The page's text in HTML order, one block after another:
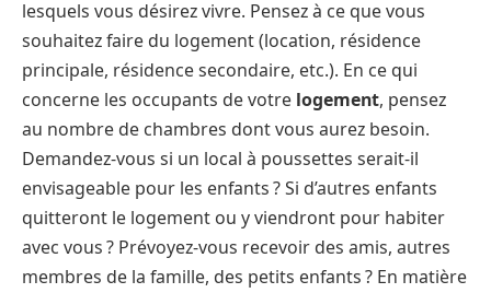
lesquels vous désirez vivre. Pensez à ce que vous
souhaitez faire du logement (location, résidence
principale, résidence secondaire, etc.). En ce qui
concerne les occupants de votre logement, pensez
au nombre de chambres dont vous aurez besoin.
Demandez-vous si un local à poussettes serait-il
envisageable pour les enfants ? Si d’autres enfants
quitteront le logement ou y viendront pour habiter
avec vous ? Prévoyez-vous recevoir des amis, autres
membres de la famille, des petits enfants ? En matière